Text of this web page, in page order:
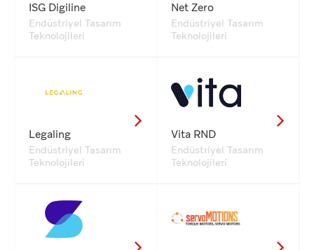
ISG Digiline
Endüstriyel Tasarım
Teknolojileri
Net Zero
Endüstriyel Tasarım
Teknolojileri
Legaling
Endüstriyel Tasarım
Teknolojileri
Vita RND
Endüstriyel Tasarım
Teknolojileri